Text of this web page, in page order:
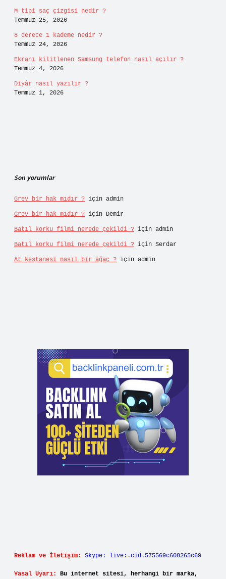
M tipi saç çizgisi nedir ?
Temmuz 25, 2026
8 derece 1 kademe nedir ?
Temmuz 24, 2026
Ekranı kilitlenen Samsung telefon nasıl açılır ?
Temmuz 4, 2026
Diyâr nasıl yazılır ?
Temmuz 1, 2026
Son yorumlar
Grev bir hak mıdır ? için admin
Grev bir hak mıdır ? için Demir
Batıl korku filmi nerede çekildi ? için admin
Batıl korku filmi nerede çekildi ? için Serdar
At kestanesi nasıl bir ağaç ? için admin
Reklam ve İletişim: Skype: live:.cid.575569c608265c69
Yasal Uyarı:
Bu internet sitesi, herhangi bir marka,